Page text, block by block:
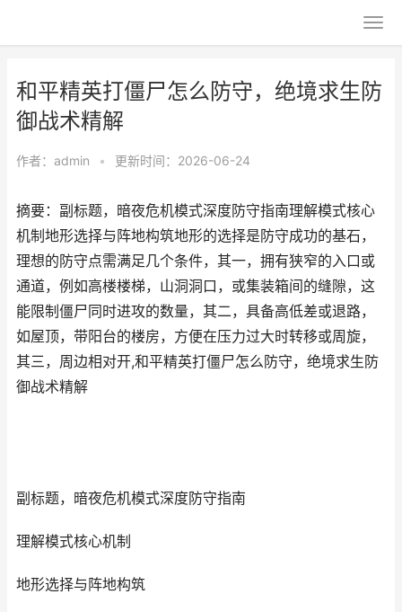
和平精英打僵尸怎么防守，绝境求生防
御战术精解
作者： admin • 更新时间：2026-06-24
摘要：副标题，暗夜危机模式深度防守指南理解模式核心
机制地形选择与阵地构筑地形的选择是防守成功的基石，
理想的防守点需满足几个条件，其一，拥有狭窄的入口或
通道，例如高楼楼梯，山洞洞口，或集装箱间的缝隙，这
能限制僵尸同时进攻的数量，其二，具备高低差或退路，
如屋顶，带阳台的楼房，方便在压力过大时转移或周旋，
其三，周边相对开,和平精英打僵尸怎么防守，绝境求生防
御战术精解
副标题，暗夜危机模式深度防守指南
理解模式核心机制
地形选择与阵地构筑